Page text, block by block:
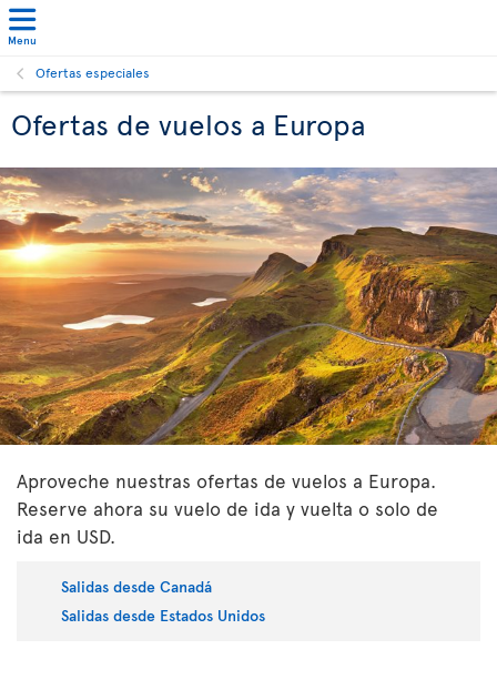
Menu
Ofertas especiales
Ofertas de vuelos a Europa
Aproveche nuestras ofertas de vuelos a Europa.
Reserve ahora su vuelo de ida y vuelta o solo de
ida en USD.
Salidas desde Canadá
Salidas desde Estados Unidos